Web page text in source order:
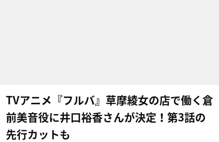
TVアニメ『フルバ』草摩綾女の店で働く倉
前美音役に井口裕香さんが決定！第3話の
先行カットも